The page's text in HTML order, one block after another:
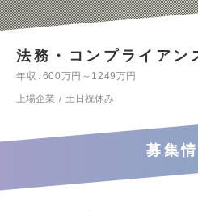
法務・コンプライアン
年収
600万円～1249万円
上場企業
土日祝休み
募集